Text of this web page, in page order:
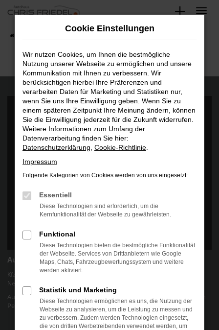
Zum
springen
Fahrzeugsuche
Es wird versucht, Inhalte von www.google.comzu laden. Dabei
können Daten an Dritte weitergegeben werden. Wenn Sie damit
Autohaus Chris Friedel
Kfz-Werkstatt für gängige Marken und Modelle | Verkauf von EU-
Neuwagen und jungen Gebrauchtwagen.
Autohaus Chris Friedel - Ihr Autohaus für alle Marken und Modelle in
Pegau Raum Halle-Leipzig an der Bundesstraße 2 in Sachsen
Datenschutz
Cookie Einstellungen
Wir nutzen Cookies, um Ihnen die bestmögliche
Nutzung unserer Webseite zu ermöglichen und unsere
Kommunikation mit Ihnen zu verbessern. Wir
berücksichtigen hierbei Ihre Präferenzen und
verarbeiten Daten für Marketing und Statistiken nur,
wenn Sie uns Ihre Einwilligung geben. Wenn Sie zu
einem späteren Zeitpunkt Ihre Meinung ändern, können
Sie die Einwilligung jederzeit für die Zukunft widerrufen.
Weitere Informationen zum Umfang der
Datenverarbeitung finden Sie hier:
Datenschutzerklärung Cookie-Richtlinie
Impressum
Folgende Kategorien von Cookies werden von uns eingesetzt:
Essentiell
Diese Technologien sind erforderlich, um die
Kernfunktionalität der Webseite zu gewährleisten.
Funktional
Diese Technologien bieten die bestmögliche Funktionalität
der Webseite. Services von Drittanbietern wie Google
Maps, Chats, Fahrzeugbewertungssystem und weitere
werden aktiviert.
Statistik und Marketing
Diese Technologien ermöglichen es uns, die Nutzung der
Webseite zu analysieren, um die Leistung zu messen und
zu verbessern. Zudem werden Technologien eingesetzt,
die von dritten Werbetreibenden verwendet werden, um